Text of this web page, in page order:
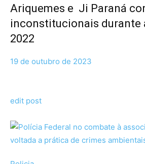
Ariquemes e Ji Paraná
inconstitucionais durante
2022
19 de outubro de 2023
edit post